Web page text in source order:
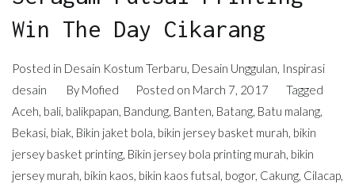
Win The Day Cikarang
Posted in Desain Kostum Terbaru, Desain Unggulan, Inspirasi
desain
By Mofied Posted on March 7, 2017
Tagged
Aceh, bali, balikpapan, Bandung, Banten, Batang, Batu malang,
Bekasi, biak, Bikin jaket bola, bikin jersey basket murah, bikin
jersey basket printing, Bikin jersey bola printing murah, bikin
jersey murah, bikin kaos, bikin kaos futsal, bogor, Cakung, Cilacap,